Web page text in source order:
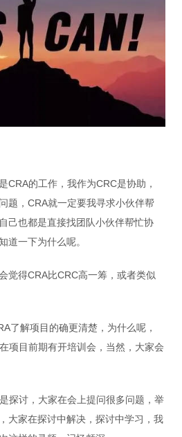
的工作，我作为CRC是协助，
题，CRA就一定要我寻求小伙伴帮
己也都是直接找团队小伙伴帮忙协
道一下为什么呢。
得CRA比CRC高一筹，或者类似
解项目的确更清楚，为什么呢，
项目前期有开培训会，当然，大家会
讨，大家在会上提问很多问题，举
大家在探讨中解决，探讨中学习，我